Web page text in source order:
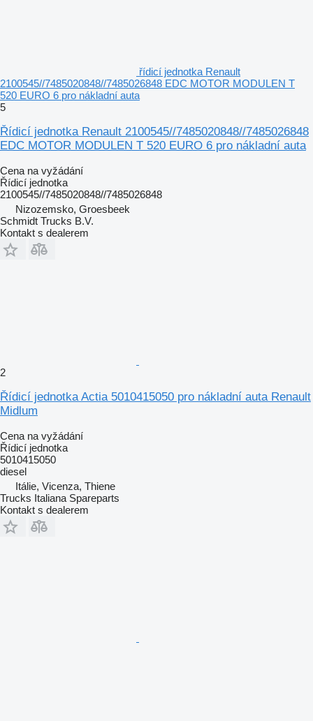
řídicí jednotka Renault
2100545//7485020848//7485026848 EDC MOTOR MODULEN T
520 EURO 6 pro nákladní auta
5
Řídicí jednotka Renault 2100545//7485020848//7485026848
EDC MOTOR MODULEN T 520 EURO 6 pro nákladní auta
Cena na vyžádání
Řídicí jednotka
2100545//7485020848//7485026848
Nizozemsko, Groesbeek
Schmidt Trucks B.V.
Kontakt s dealerem
2
Řídicí jednotka Actia 5010415050 pro nákladní auta Renault
Midlum
Cena na vyžádání
Řídicí jednotka
5010415050
diesel
Itálie, Vicenza, Thiene
Trucks Italiana Spareparts
Kontakt s dealerem